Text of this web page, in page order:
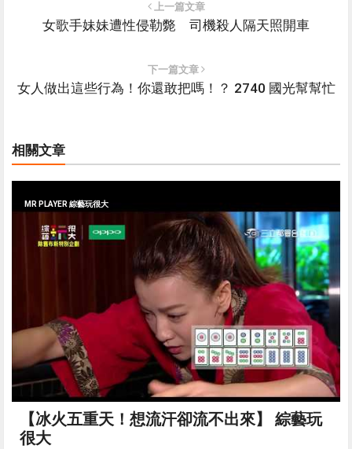
上一篇文章
女歌手妹妹遭性侵勒斃 司機殺人隔天照開車
下一篇文章
女人做出這些行為！你還敢把嗎！？ 2740 國光幫幫忙
相關文章
MR PLAYER 綜藝玩很大
【冰火五重天！想流汗卻流不出來】 綜藝玩
很大